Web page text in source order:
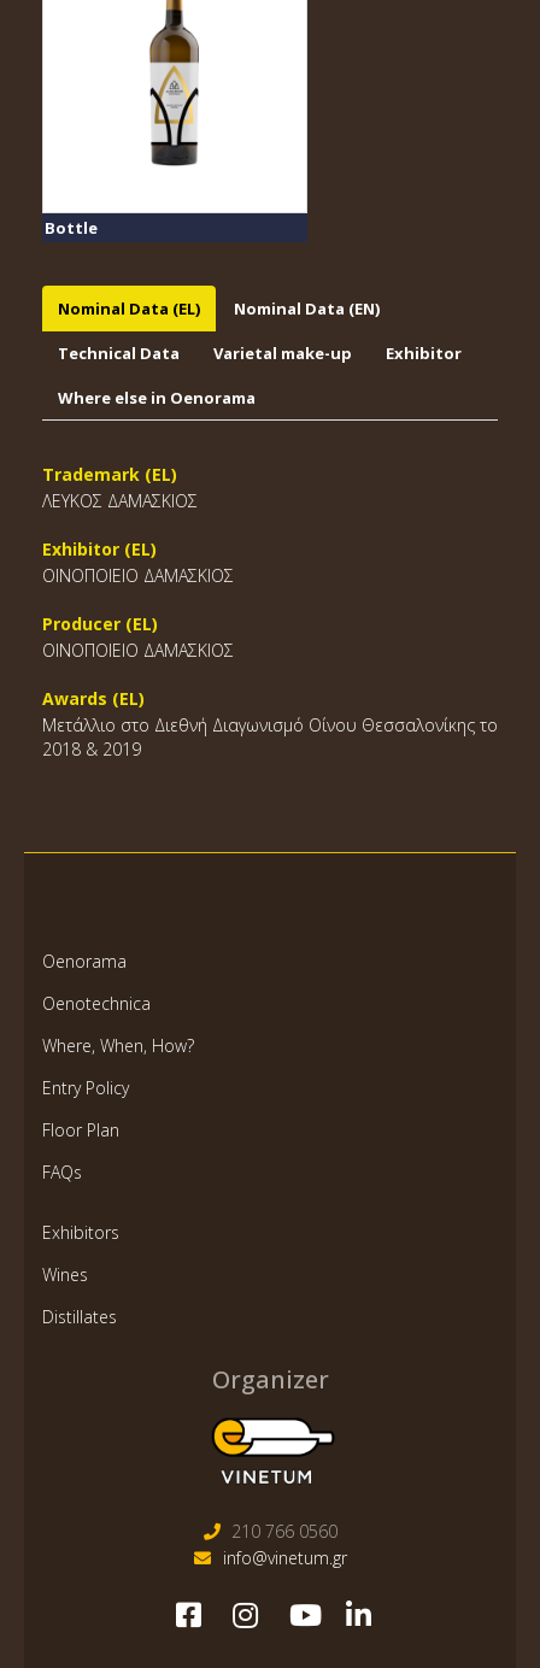
Bottle
Nominal Data (EL) Nominal Data (EN)
Technical Data Varietal make-up Exhibitor
Where else in Oenorama
Trademark (EL)
ΛΕΥΚΟΣ ΔΑΜΑΣΚΙΟΣ
Exhibitor (EL)
ΟΙΝΟΠΟΙΕΙΟ ΔΑΜΑΣΚΙΟΣ
Producer (EL)
ΟΙΝΟΠΟΙΕΙΟ ΔΑΜΑΣΚΙΟΣ
Awards (EL)
Μετάλλιο στο Διεθνή Διαγωνισμό Οίνου Θεσσαλονίκης το
2018 & 2019
Oenorama
Oenotechnica
Where, When, How?
Entry Policy
Floor Plan
FAQs
Exhibitors
Wines
Distillates
Organizer
210 766 0560
info@vinetum.gr